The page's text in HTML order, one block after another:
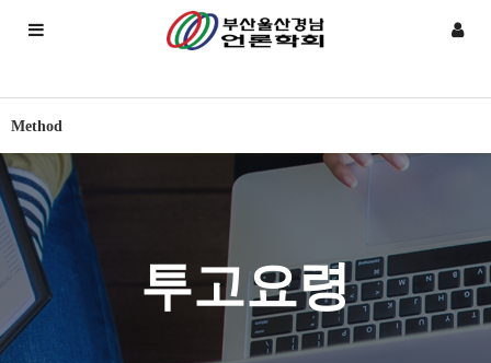
Method
투고요령